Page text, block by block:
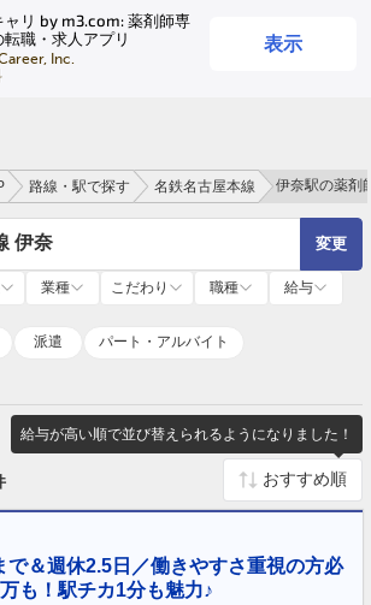
ャリ by m3.com: 薬剤師専
転職・求人アプリ
Inc.
表示
ログイン
路線・駅で探す 名鉄名古屋本線 伊奈駅の薬剤
伊奈 変更
業種 こだわり 職種
給与
派遣 パート・アルバイト
給与が高い順で並び替えられるようになりました！
で＆週休2.5日／働きやすさ重視の方必
も！駅チカ1分も魅力♪